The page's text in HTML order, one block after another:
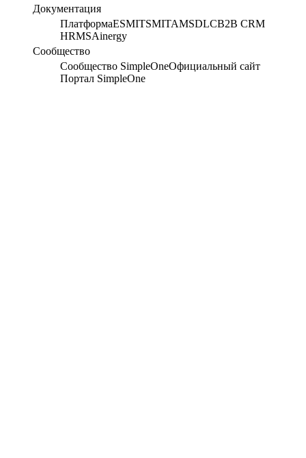
Документация
ПлатформаESMITSMITAMSDLCB2B CRM
HRMSAinergy
Сообщество
Сообщество SimpleOneОфициальный сайт
Портал SimpleOne